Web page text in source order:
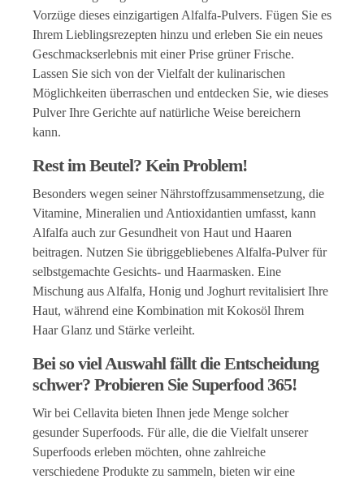
Vorzüge dieses einzigartigen Alfalfa-Pulvers. Fügen Sie es
Ihrem Lieblingsrezepten hinzu und erleben Sie ein neues
Geschmackserlebnis mit einer Prise grüner Frische.
Lassen Sie sich von der Vielfalt der kulinarischen
Möglichkeiten überraschen und entdecken Sie, wie dieses
Pulver Ihre Gerichte auf natürliche Weise bereichern
kann.
Rest im Beutel? Kein Problem!
Besonders wegen seiner Nährstoffzusammensetzung, die
Vitamine, Mineralien und Antioxidantien umfasst, kann
Alfalfa auch zur Gesundheit von Haut und Haaren
beitragen. Nutzen Sie übriggebliebenes Alfalfa-Pulver für
selbstgemachte Gesichts- und Haarmasken. Eine
Mischung aus Alfalfa, Honig und Joghurt revitalisiert Ihre
Haut, während eine Kombination mit Kokosöl Ihrem
Haar Glanz und Stärke verleiht.
Bei so viel Auswahl fällt die Entscheidung
schwer? Probieren Sie Superfood 365!
Wir bei Cellavita bieten Ihnen jede Menge solcher
gesunder Superfoods. Für alle, die die Vielfalt unserer
Superfoods erleben möchten, ohne zahlreiche
verschiedene Produkte zu sammeln, bieten wir eine